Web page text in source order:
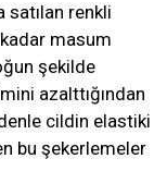
satılan renkli
masum
şekilde
azalttığından
cildin elastiki
bu şekerlemeler